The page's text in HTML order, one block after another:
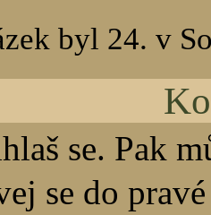
byl 24. v
se. Pak
se do